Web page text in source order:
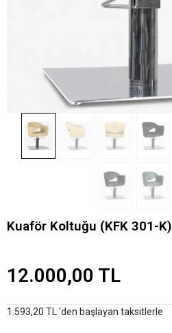
Kuaför Koltuğu (KFK 301-K)
12.000,00 TL
1.593,20 TL 'den başlayan taksitlerle